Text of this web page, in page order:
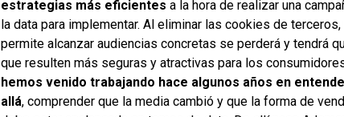
estrategias más eficientes a la hora de realizar una
la data para implementar. Al eliminar las cookies de
permite alcanzar audiencias concretas se perderá y tendrá
que resulten más seguras y atractivas para los
hemos venido trabajando hace algunos años en
allá, comprender que la media cambió y que la forma de